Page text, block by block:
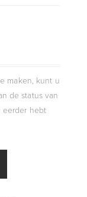
maken, kunt u
de status van
eerder hebt